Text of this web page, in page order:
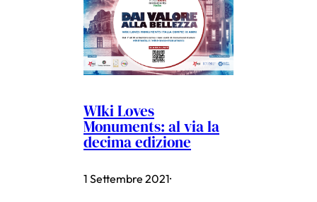
WIki Loves
Monuments: al via la
decima edizione
1 Settembre 2021·